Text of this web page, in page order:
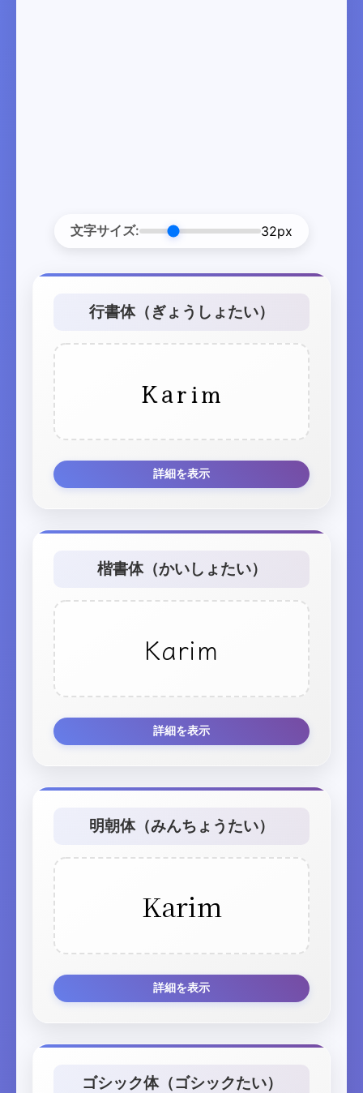
文字サイズ: 32px
行書体（ぎょうしょたい）
Karim
詳細を表示
楷書体（かいしょたい）
Karim
詳細を表示
明朝体（みんちょうたい）
Karim
詳細を表示
ゴシック体（ゴシックたい）